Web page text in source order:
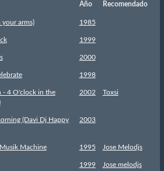
Año Recomendado
your arms) 1985
1999
2000
1998
- 4 O'clock in the
2002 Toxsi
(Davi Dj Happy
2003
Machine 1995 Jose Melodjs
1999 Jose melodjs